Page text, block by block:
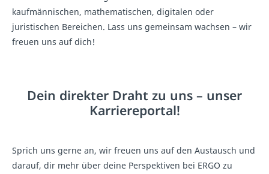
kaufmännischen, mathematischen, digitalen oder
juristischen Bereichen. Lass uns gemeinsam wachsen – wir
freuen uns auf dich!
Dein direkter Draht zu uns – unser
Karriereportal!
Sprich uns gerne an, wir freuen uns auf den Austausch und
darauf, dir mehr über deine Perspektiven bei ERGO zu